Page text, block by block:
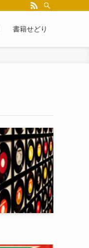
書籍せどり